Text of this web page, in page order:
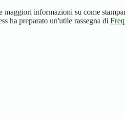
maggiori informazioni su come
ha preparato un'utile rassegna di